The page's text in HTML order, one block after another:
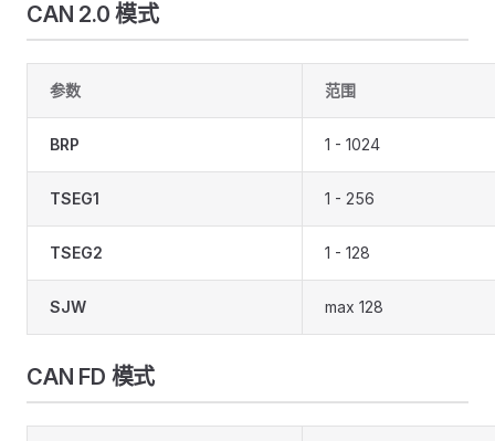
CAN 2.0 模式
参数 范围
BRP 1 - 1024
TSEG1 1 - 256
TSEG2 1 - 128
SJW max 128
CAN FD 模式